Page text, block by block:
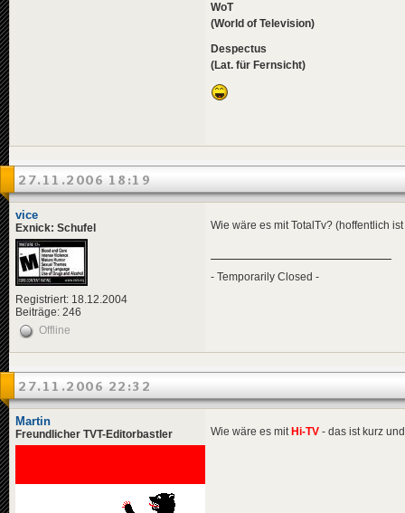
WoT
(World of Television)
Despectus
(Lat. für Fernsicht)
27.11.2006 18:19
vice
Exnick: Schufel
Registriert: 18.12.2004
Beiträge: 246
Wie wäre es mit TotalTv? (hoffentlich
- Temporarily Closed -
Offline
27.11.2006 22:32
Martin
Freundlicher TVT-Editorbastler Wie wäre es mit Hi-TV - das ist kurz